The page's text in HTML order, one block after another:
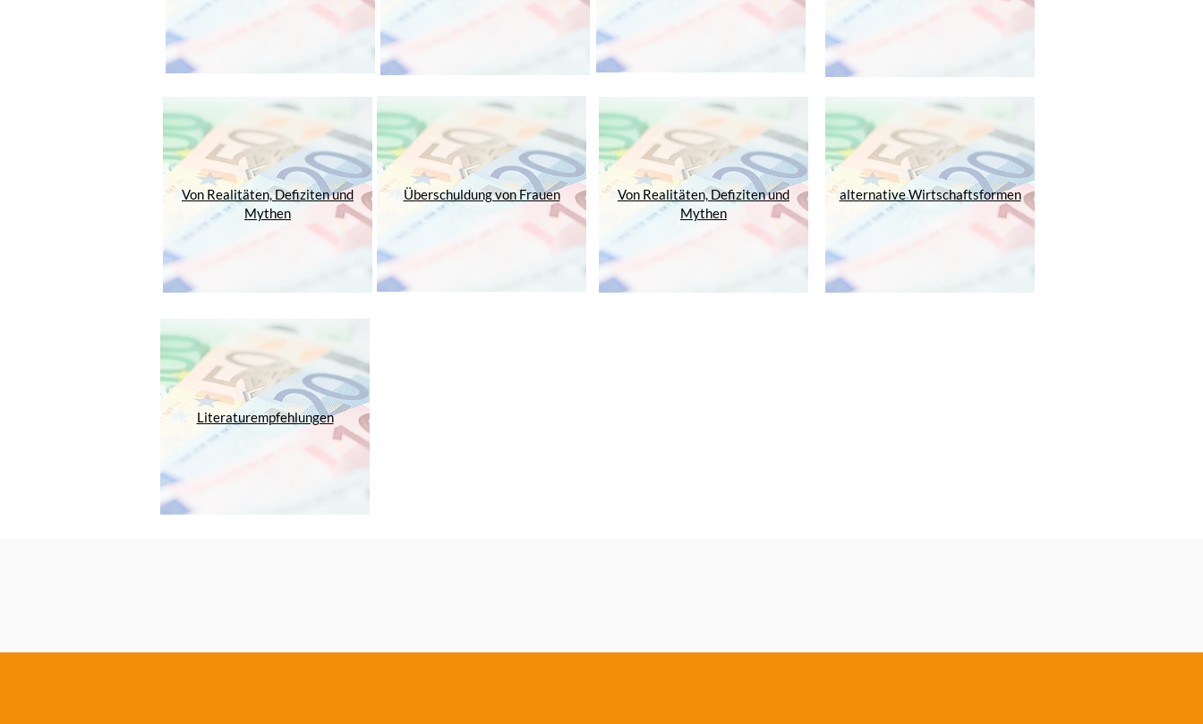
Von Realitäten, Defiziten und
Mythen
Überschuldung von Frauen
Von Realitäten, Defiziten und
Mythen
alternative Wirtschaftsformen
Literaturempfehlungen